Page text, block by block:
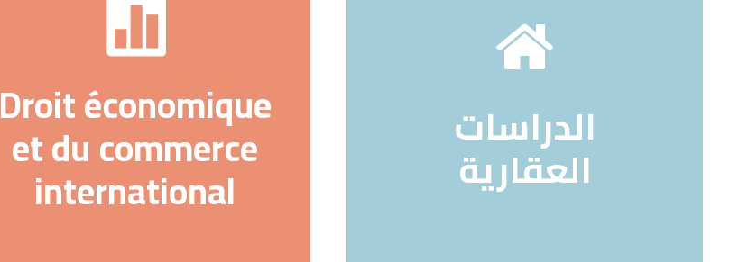
Droit économique
et du commerce
international
الدراسات
العقارية